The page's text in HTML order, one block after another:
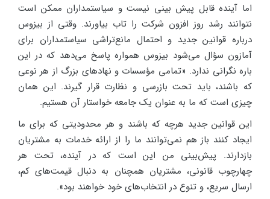
اما آینده قابل پیش بینی نیست و سیاستمداران ممکن است
نتوانند رشد روز افزون شرکت را تاب بیاورند. وقتی از بیزوس
درباره قوانین جدید و احتمال مانع‌تراشی سیاستمداران برای
آمازون سؤال می‌شود بیزوس همواره پاسخ می‌دهد که در این
باره نگرانی ندارد. «تمامی مؤسسات و نهادهای بزرگ از هر نوعی
که باشند، باید تحت بازرسی و نظارت قرار گیرند. این همان
چیزی است که ما به عنوان یک جامعه خواستار آن هستیم.
این قوانین جدید هرچه که باشند و هر محدودیتی که برای ما
ایجاد کنند باز هم نمی‌توانند ما را از ارائه خدمات به مشتریان
بازدارند. پیش‌بینی من این است که در آینده، تحت هر
چهارچوب قانونی، مشتریان همچنان به دنبال قیمت‌های کم،
ارسال سریع، و تنوع در انتخاب‌های خود خواهند بود».